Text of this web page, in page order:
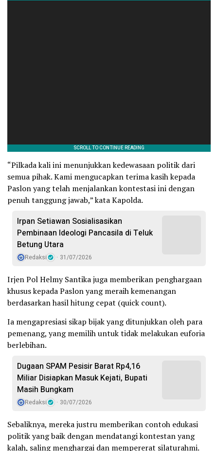
“Pilkada kali ini menunjukkan kedewasaan politik dari
semua pihak. Kami mengucapkan terima kasih kepada
Paslon yang telah menjalankan kontestasi ini dengan
penuh tanggung jawab,” kata Kapolda.
Irpan Setiawan Sosialisasikan
Pembinaan Ideologi Pancasila di Teluk
Betung Utara
Redaksi 31/07/2026
Irjen Pol Helmy Santika juga memberikan penghargaan
khusus kepada Paslon yang meraih kemenangan
berdasarkan hasil hitung cepat (quick count).
Ia mengapresiasi sikap bijak yang ditunjukkan oleh para
pemenang, yang memilih untuk tidak melakukan euforia
berlebihan.
Dugaan SPAM Pesisir Barat Rp4,16
Miliar Disiapkan Masuk Kejati, Bupati
Masih Bungkam
Redaksi 30/07/2026
Sebaliknya, mereka justru memberikan contoh edukasi
politik yang baik dengan mendatangi kontestan yang
kalah, saling menghargai dan mempererat silaturahmi.